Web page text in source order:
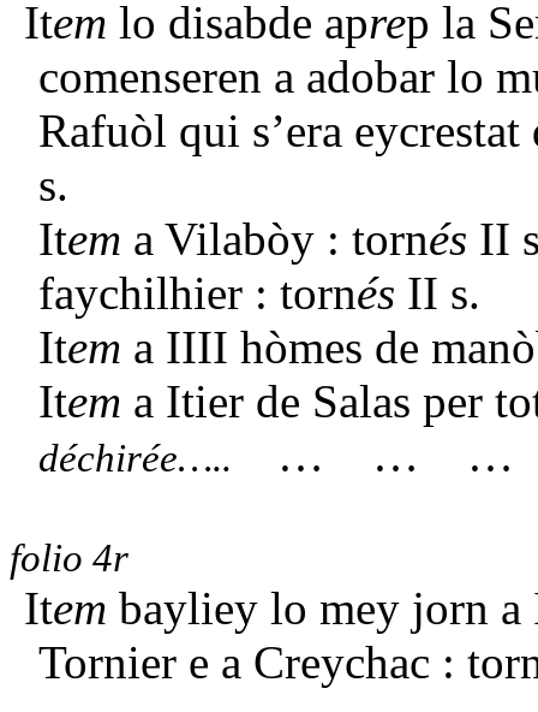
Item lo disabde aprep la
comenseren a adobar lo
Rafuòl qui s’era
s.
Item a Vilabòy : tornés II
faychilhier : tornés II s.
Item a IIII hòmes de
Item a Itier de Salas per
déchirée….. … … … ]
folio 4r
Item bayliey lo mey jorn a
Tornier e a Creychac :